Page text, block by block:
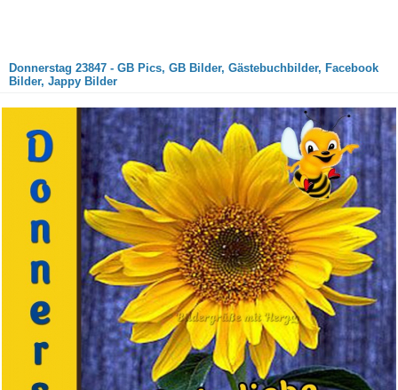
Donnerstag 23847 - GB Pics, GB Bilder, Gästebuchbilder, Facebook
Bilder, Jappy Bilder